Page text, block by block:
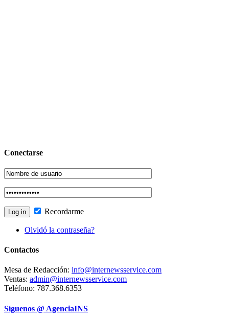
Conectarse
Recordarme
Olvidó la contraseña?
Contactos
Mesa de Redacción: info@internewsservice.com
Ventas: admin@internewsservice.com
Teléfono: 787.368.6353
Síguenos @ AgenciaINS